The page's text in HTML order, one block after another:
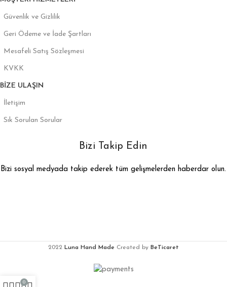
Güvenlik ve Gizlilik
Geri Ödeme ve İade Şartları
Mesafeli Satış Sözleşmesi
KVKK
BIZE ULAŞIN
İletişim
Sık Sorulan Sorular
Bizi Takip Edin
Bizi sosyal medyada takip ederek tüm gelişmelerden haberdar olun.
2022 Luna Hand Made Created by BeTicaret
0